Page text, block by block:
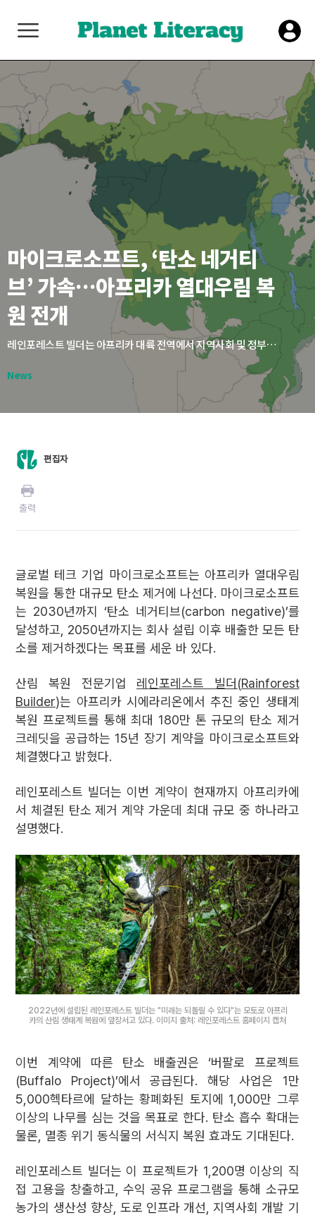
마이크로소프트, ‘탄소 네거티
브’ 가속…아프리카 열대우림 복
원 전개
레인포레스트 빌더는 아프리카 대륙 전역에서 지역사회 및 정부와 협력해 과거 숲이었던 지역을 자연림으로 복원하는 사업을 확대하고 있다. 특히 ‘토지 보존(Land Preservation)’ 방식을 적용해 프로젝트 지역을 자연림으로 집중 복원하는 한편, 인접 지역의 농업 생산성을 높여 열대우림과 농업이 장기적으로 공존할 수 있는 구조를 구축하고 있다.
News
편집자
출력
글로벌 테크 기업 마이크로소프트는 아프리카 열대우림
복원을 통한 대규모 탄소 제거에 나선다. 마이크로소프트
는 2030년까지 ‘탄소 네거티브(carbon negative)’를
달성하고, 2050년까지는 회사 설립 이후 배출한 모든 탄
소를 제거하겠다는 목표를 세운 바 있다.
산림 복원 전문기업 레인포레스트 빌더(Rainforest
Builder)는 아프리카 시에라리온에서 추진 중인 생태계
복원 프로젝트를 통해 최대 180만 톤 규모의 탄소 제거
크레딧을 공급하는 15년 장기 계약을 마이크로소프트와
체결했다고 밝혔다.
레인포레스트 빌더는 이번 계약이 현재까지 아프리카에
서 체결된 탄소 제거 계약 가운데 최대 규모 중 하나라고
설명했다.
2022년에 설립된 레인포레스트 빌더는 "미래는 되돌릴 수 있다"는 모토로 아프리
카의 산림 생태계 복원에 앞장서고 있다. 이미지 출처: 레인포레스트 홈페이지 캡처
이번 계약에 따른 탄소 배출권은 ‘버팔로 프로젝트
(Buffalo Project)’에서 공급된다. 해당 사업은 1만
5,000헥타르에 달하는 황폐화된 토지에 1,000만 그루
이상의 나무를 심는 것을 목표로 한다. 탄소 흡수 확대는
물론, 멸종 위기 동식물의 서식지 복원 효과도 기대된다.
레인포레스트 빌더는 이 프로젝트가 1,200명 이상의 직
접 고용을 창출하고, 수익 공유 프로그램을 통해 소규모
농가의 생산성 향상, 도로 인프라 개선, 지역사회 개발 기